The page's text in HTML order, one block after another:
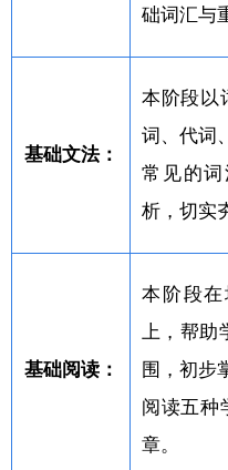
础词汇与
基础文法：
本阶段以
词、代词
常见的
析，切实
基础阅读：
本阶段
上，帮助
围，初步
阅读五种
章。